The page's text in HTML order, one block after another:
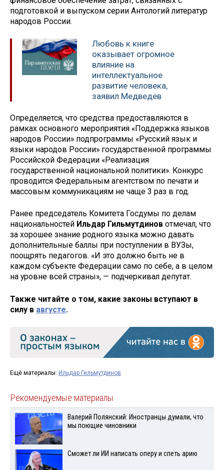
подготовкой и выпуском серии Антологий литератур
народов России.
Любовь к книге
оказывает огромное
влияние на
интеллектуальное
развитие человека,
заявил Медведев
Определяется, что средства предоставляются в
рамках основного мероприятия «Поддержка языков
народов России» подпрограммы «Русский язык и
языки народов России» государственной программы
Российской Федерации «Реализация
государственной национальной политики». Конкурс
проводится Федеральным агентством по печати и
массовым коммуникациям не чаще 3 раз в год.
Ранее председатель Комитета Госдумы по делам
национальностей Ильдар Гильмутдинов отмечал, что
за хорошее знание родного языка можно давать
дополнительные баллы при поступлении в ВУЗы,
поощрять педагогов. «И это должно быть не в
каждом субъекте Федерации само по себе, а в целом
на уровне всей страны», — подчеркивал депутат.
Также читайте о том, какие законы вступают в
силу в августе.
Ещё материалы: Ильдар Гильмутдинов
Рекомендуемые материалы
Валерий Полянский: Иностранцы думали, что
мы поющие чиновники
Сможет ли ИИ написать оперу и спеть арию